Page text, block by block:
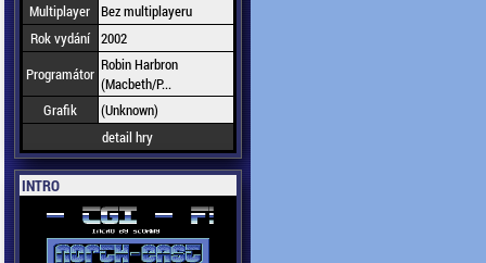
Multiplayer Bez multiplayeru
Rok vydání 2002
Programátor Robin Harbron
(Macbeth/P...
Grafik
(Unknown)
detail hry
INTRO